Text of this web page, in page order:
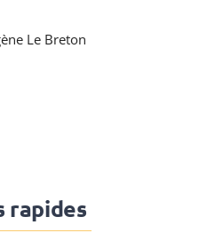
Le Breton
rapides